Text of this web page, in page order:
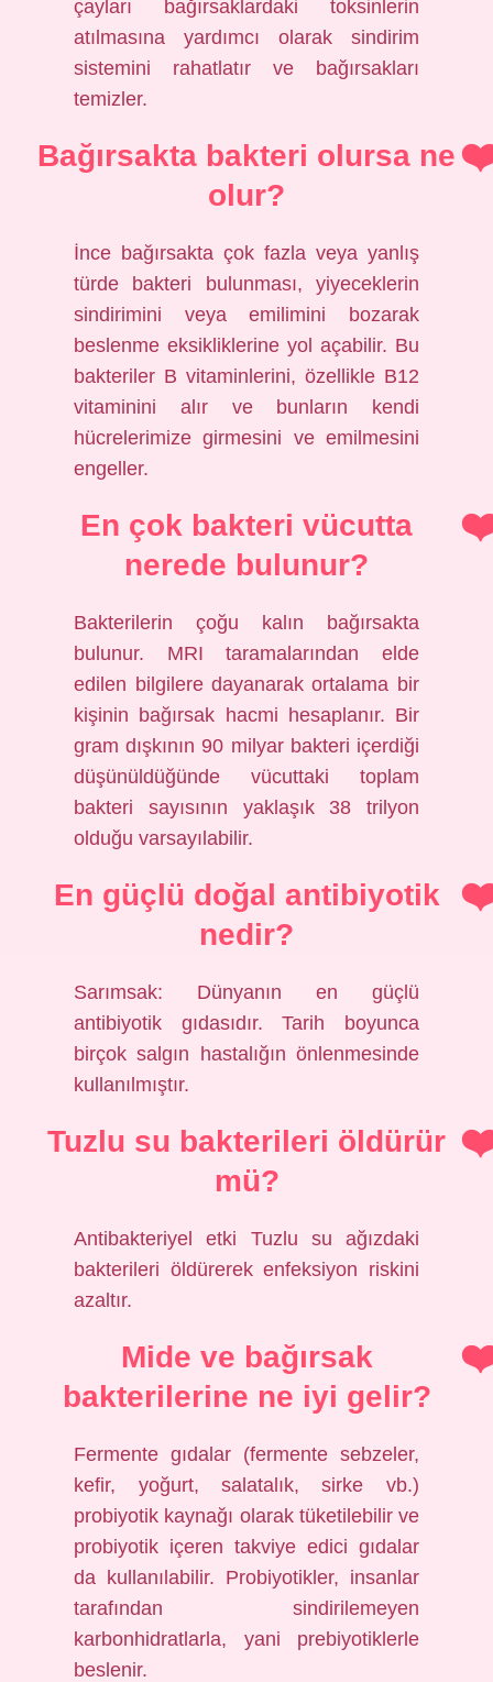
çayları bağırsaklardaki toksinlerin
atılmasına yardımcı olarak sindirim
sistemini rahatlatır ve bağırsakları
temizler.
Bağırsakta bakteri olursa ne
olur?
İnce bağırsakta çok fazla veya yanlış
türde bakteri bulunması, yiyeceklerin
sindirimini veya emilimini bozarak
beslenme eksikliklerine yol açabilir. Bu
bakteriler B vitaminlerini, özellikle B12
vitaminini alır ve bunların kendi
hücrelerimize girmesini ve emilmesini
engeller.
En çok bakteri vücutta
nerede bulunur?
Bakterilerin çoğu kalın bağırsakta
bulunur. MRI taramalarından elde
edilen bilgilere dayanarak ortalama bir
kişinin bağırsak hacmi hesaplanır. Bir
gram dışkının 90 milyar bakteri içerdiği
düşünüldüğünde vücuttaki toplam
bakteri sayısının yaklaşık 38 trilyon
olduğu varsayılabilir.
En güçlü doğal antibiyotik
nedir?
Sarımsak: Dünyanın en güçlü
antibiyotik gıdasıdır. Tarih boyunca
birçok salgın hastalığın önlenmesinde
kullanılmıştır.
Tuzlu su bakterileri öldürür
mü?
Antibakteriyel etki Tuzlu su ağızdaki
bakterileri öldürerek enfeksiyon riskini
azaltır.
Mide ve bağırsak
bakterilerine ne iyi gelir?
Fermente gıdalar (fermente sebzeler,
kefir, yoğurt, salatalık, sirke vb.)
probiyotik kaynağı olarak tüketilebilir ve
probiyotik içeren takviye edici gıdalar
da kullanılabilir. Probiyotikler, insanlar
tarafından sindirilemeyen
karbonhidratlarla, yani prebiyotiklerle
beslenir.